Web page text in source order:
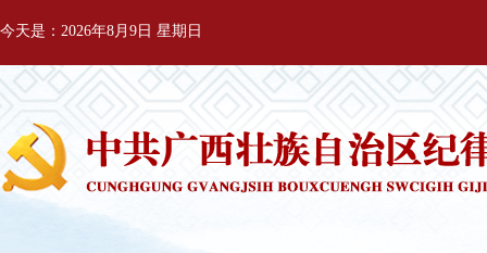
今天是：2026年8月9日 星期日